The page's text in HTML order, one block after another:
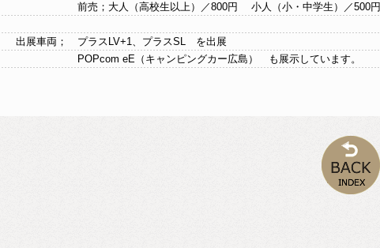
前売；大人（高校生以上）／800円 小人（小・中学生）／500円
出展車両； プラスLV+1、プラスSL を出展
POPcom eE（キャンピングカー広島） も展示しています。